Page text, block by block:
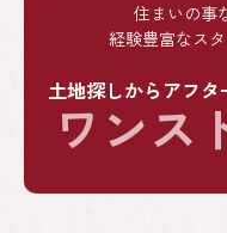
住まいの事
経験豊富なス
土地探しからアフ
ワンス